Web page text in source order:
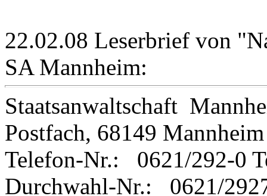
22.02.08 Leserbrief von
SA Mannheim:
Staatsanwaltschaft
Postfach, 68149 Mannheim
Telefon-Nr.: 0621/292-0
Durchwahl-Nr.: 0621/